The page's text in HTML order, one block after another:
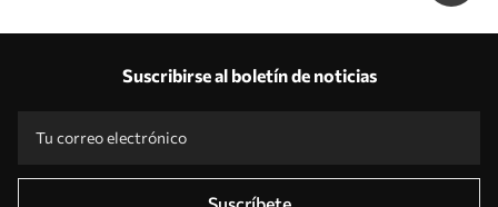
Suscribirse al boletín de noticias
Suscríbete